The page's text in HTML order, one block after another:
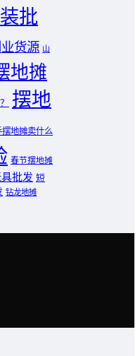
批
货源 山
地摊
摆地
摆地摊卖什么
春节摆地摊
批发 短
钻龙地摊